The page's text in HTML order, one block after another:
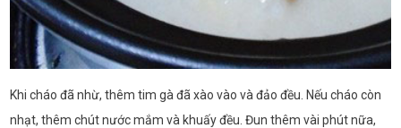
Khi cháo đã nhừ, thêm tim gà đã xào vào và đảo đều. Nếu cháo còn
nhạt, thêm chút nước mắm và khuấy đều. Đun thêm vài phút nữa,